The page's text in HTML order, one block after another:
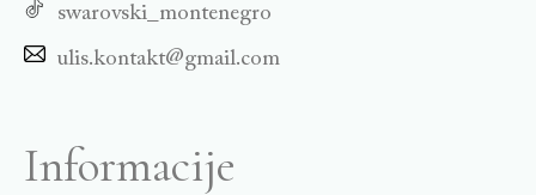
swarovski_montenegro
ulis.kontakt@gmail.com
Informacije